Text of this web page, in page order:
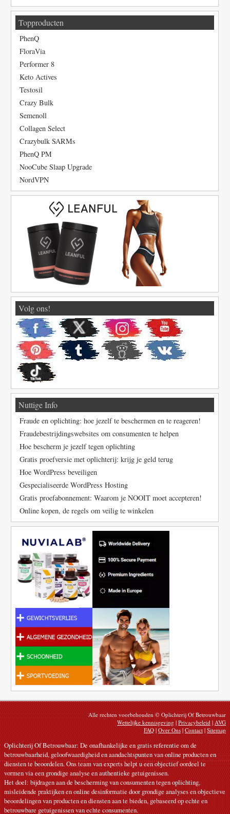
Topproducten
PhenQ
FloraVia
Performer 8
Keto Actives
Testosil
Crazy Bulk
Semenoll
Collagen Select
Crazybulk SARMs
PhenQ PM
NooCube Slaap Upgrade
NordVPN
Volg ons!
Nuttige Info
Fraude en oplichting: hoe jezelf te beschermen en te reageren!
Fraudebestrijdingswebsites om consumenten te helpen
Hoe bescherm je jezelf tegen oplichting
Gratis proefversie met oplichterij: krijg je geld terug
Hoe WordPress beveiligen
Gespecialiseerde WordPress Hosting
Gratis proefabonnement: Waarom je NOOIT moet accepteren!
Online kopen, de regels om veilig te winkelen
Alle rechten voorbehouden © Oplichterij Of Betrouwbaar
Wettelijke kennisgeving|Privacybeleid|AVG
FAQ|Over Ons|Contact|Sitemap
Oplichterij Of Betrouwbaar: De onafhankelijke en gratis referentie om de
betrouwbaarheid, geloofwaardigheid en aandachtspunten van online producten en
diensten te beoordelen. Ons team van experts helpt u een objectief oordeel te
vormen via een grondige analyse en authentieke getuigenissen.
Het doel: bijdragen aan de bescherming van consumenten tegen oplichting,
misleidende praktijken en online desinformatie door grondige analyses en objectieve
beoordelingen van producten en diensten aan te bieden, gebaseerd op echte en
betrouwbare getuigenissen van echte consumenten.